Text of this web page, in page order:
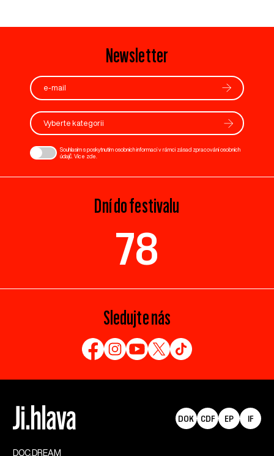
Newsletter
Vyberte kategorii
Souhlasím s poskytnutím osobních informací v rámci zásad zpracování osobních
údajů. Více zde
Dní do festivalu
78
Sledujte nás
DOC.DREAM​
DOK CDF EP IF